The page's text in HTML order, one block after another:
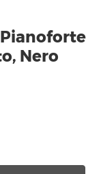
Pianoforte
Nero